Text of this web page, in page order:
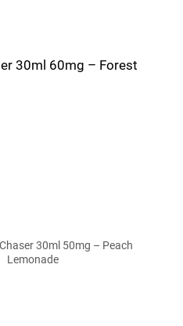
30ml 60mg – Forest